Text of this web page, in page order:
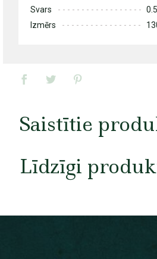
Svars
Izmērs
Saistītie
Līdzīgi